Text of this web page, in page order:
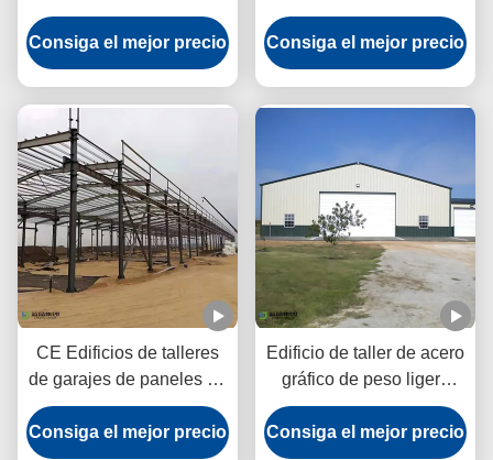
diseño personalizado
Eficiencia energética
Consiga el mejor precio
rápido Acero estructural
de grado A Conexión
atornillada
Consiga el mejor precio
CE Edificios de talleres
de garajes de paneles de
lana de roca Estructura
del marco del portal
Consiga el mejor precio
Edificio de taller de acero
gráfico de peso ligero
Estructura del marco del
portal
Consiga el mejor precio